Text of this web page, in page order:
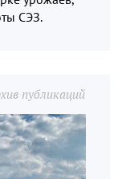
СЭЗ.
публикаций